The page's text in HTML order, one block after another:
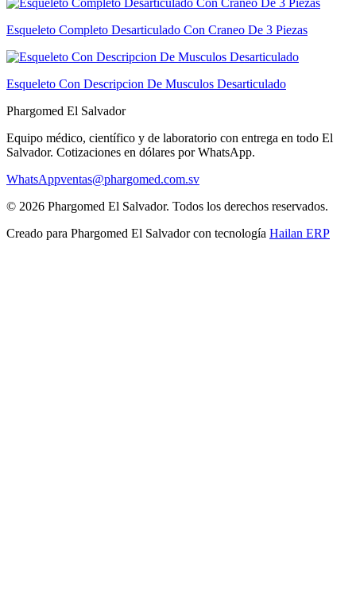
Esqueleto Completo Desarticulado Con Craneo De 3 Piezas
Esqueleto Con Descripcion De Musculos Desarticulado
Phargomed El Salvador
Equipo médico, científico y de laboratorio con entrega en todo El
Salvador. Cotizaciones en dólares por WhatsApp.
WhatsAppventas@phargomed.com.sv
© 2026 Phargomed El Salvador. Todos los derechos reservados.
Creado para Phargomed El Salvadorcon tecnología Hailan ERP